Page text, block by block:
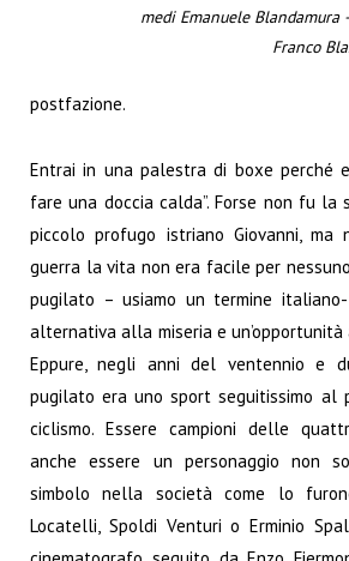
medi Emanuele
Franco
postfazione.
Entrai in una palestra di boxe perché
fare una doccia calda”. Forse non fu la
piccolo profugo istriano Giovanni,
guerra la vita non era facile per
pugilato – usiamo un termine
alternativa alla miseria e
Eppure, negli anni del ventennio e
pugilato era uno sport seguitissimo al
ciclismo. Essere campioni delle
anche essere un personaggio non
simbolo nella società come lo
Locatelli, Spoldi Venturi o Erminio